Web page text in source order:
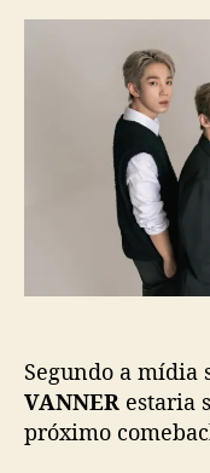
r
Segundo a mídia
VANNER estaria
próximo